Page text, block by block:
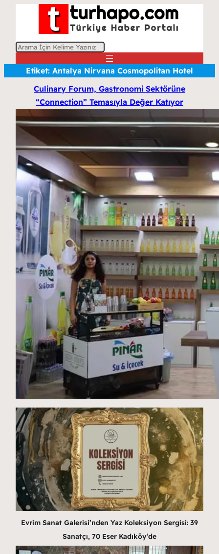
A
Etiket: Antalya Nirvana Cosmopolitan Hotel
Culinary Forum, Gastronomi Sektörüne
“Connection” Temasıyla Değer Katıyor
Evrim Sanat Galerisi’nden Yaz Koleksiyon Sergisi: 39
Sanatçı, 70 Eser Kadıköy’de